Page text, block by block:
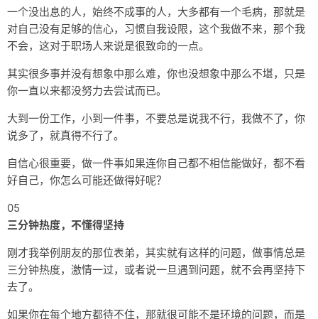
一个没出息的人，始终不成事的人，大多都有一个毛病，那就是
对自己没有足够的信心，习惯自我设限，这个我做不来，那个我
不会，这对于职场人来说是很致命的一点。
其实很多事并没有想象中那么难，你也没想象中那么不堪，只是
你一直以来都没努力去尝试而已。
大到一份工作，小到一件事，不要总是说我不行，我做不了，你
说多了，就真得不行了。
自信心很重要，做一件事如果连你自己都不相信能做好，都不看
好自己，你怎么可能还做得好呢？
05
三分钟热度，不懂得坚持
刚才我举例朋友的那位表弟，其实就有这样的问题，做事情总是
三分钟热度，激情一过，或者说一旦遇到问题，就不会再坚持下
去了。
如果你在每个地方都待不住，那就很可能不是环境的问题，而是